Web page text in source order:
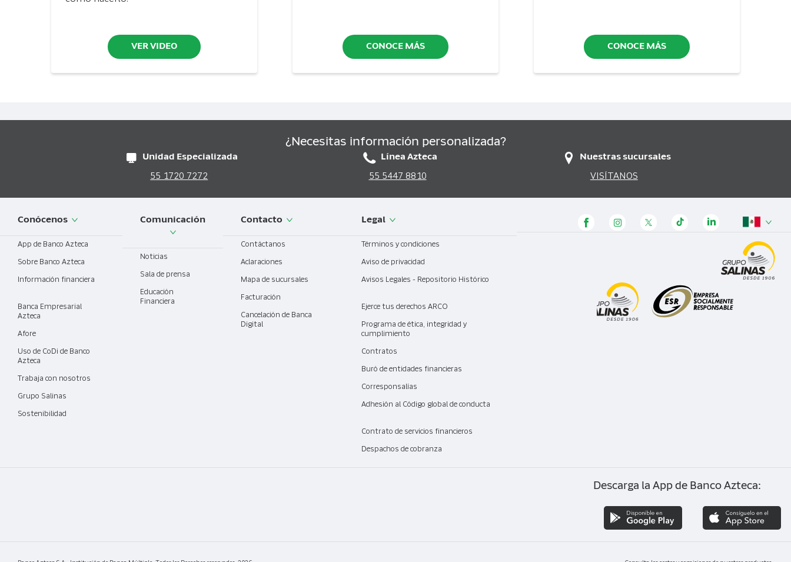
VER VIDEO CONOCE MÁS CONOCE MÁS
¿Necesitas información personalizada?
Unidad Especializada
55 1720 7272
Línea Azteca
55 5447 8810
Nuestras sucursales
VISÍTANOS
Conócenos
App de Banco Azteca
Sobre Banco Azteca
Información financiera
Banca Empresarial
Azteca
Afore
Uso de CoDi de Banco
Azteca
Trabaja con nosotros
Grupo Salinas
Sostenibilidad
Comunicación
Noticias
Sala de prensa
Educación
Financiera
Contacto
Contáctanos
Aclaraciones
Mapa de sucursales
Facturación
Cancelación de Banca
Digital
Legal
Términos y condiciones
Aviso de privacidad
Avisos Legales - Repositorio Histórico
Ejerce tus derechos ARCO
Programa de ética, integridad y
cumplimiento
Contratos
Buró de entidades financieras
Corresponsalías
Adhesión al Código global de conducta
Contrato de servicios financieros
Despachos de cobranza
Honduras
Descarga la App de Banco Azteca: